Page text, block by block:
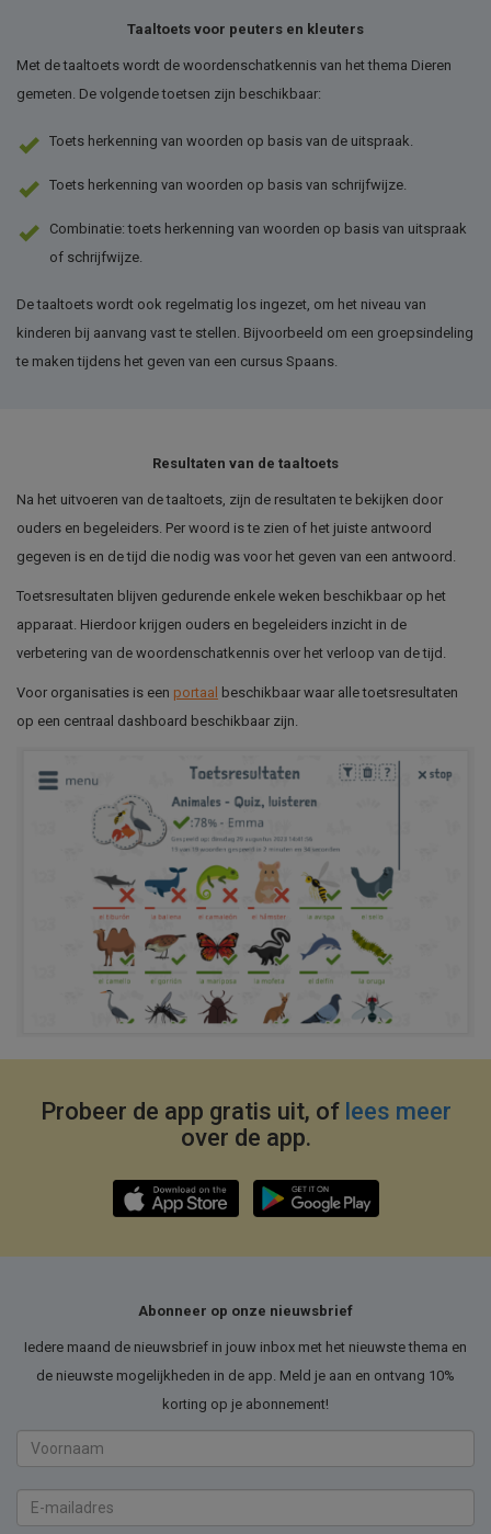
Taaltoets voor peuters en kleuters
Met de taaltoets wordt de woordenschatkennis van het thema Dieren
gemeten. De volgende toetsen zijn beschikbaar:
Toets herkenning van woorden op basis van de uitspraak.
Toets herkenning van woorden op basis van schrijfwijze.
Combinatie: toets herkenning van woorden op basis van uitspraak
of schrijfwijze.
De taaltoets wordt ook regelmatig los ingezet, om het niveau van
kinderen bij aanvang vast te stellen. Bijvoorbeeld om een groepsindeling
te maken tijdens het geven van een cursus Spaans.
Resultaten van de taaltoets
Na het uitvoeren van de taaltoets, zijn de resultaten te bekijken door
ouders en begeleiders. Per woord is te zien of het juiste antwoord
gegeven is en de tijd die nodig was voor het geven van een antwoord.
Toetsresultaten blijven gedurende enkele weken beschikbaar op het
apparaat. Hierdoor krijgen ouders en begeleiders inzicht in de
verbetering van de woordenschatkennis over het verloop van de tijd.
Voor organisaties is een portaal beschikbaar waar alle toetsresultaten
op een centraal dashboard beschikbaar zijn.
Probeer de app gratis uit, of lees meer
over de app.
Abonneer op onze nieuwsbrief
Iedere maand de nieuwsbrief in jouw inbox met het nieuwste thema en
de nieuwste mogelijkheden in de app. Meld je aan en ontvang 10%
korting op je abonnement!
Voornaam
mailadres